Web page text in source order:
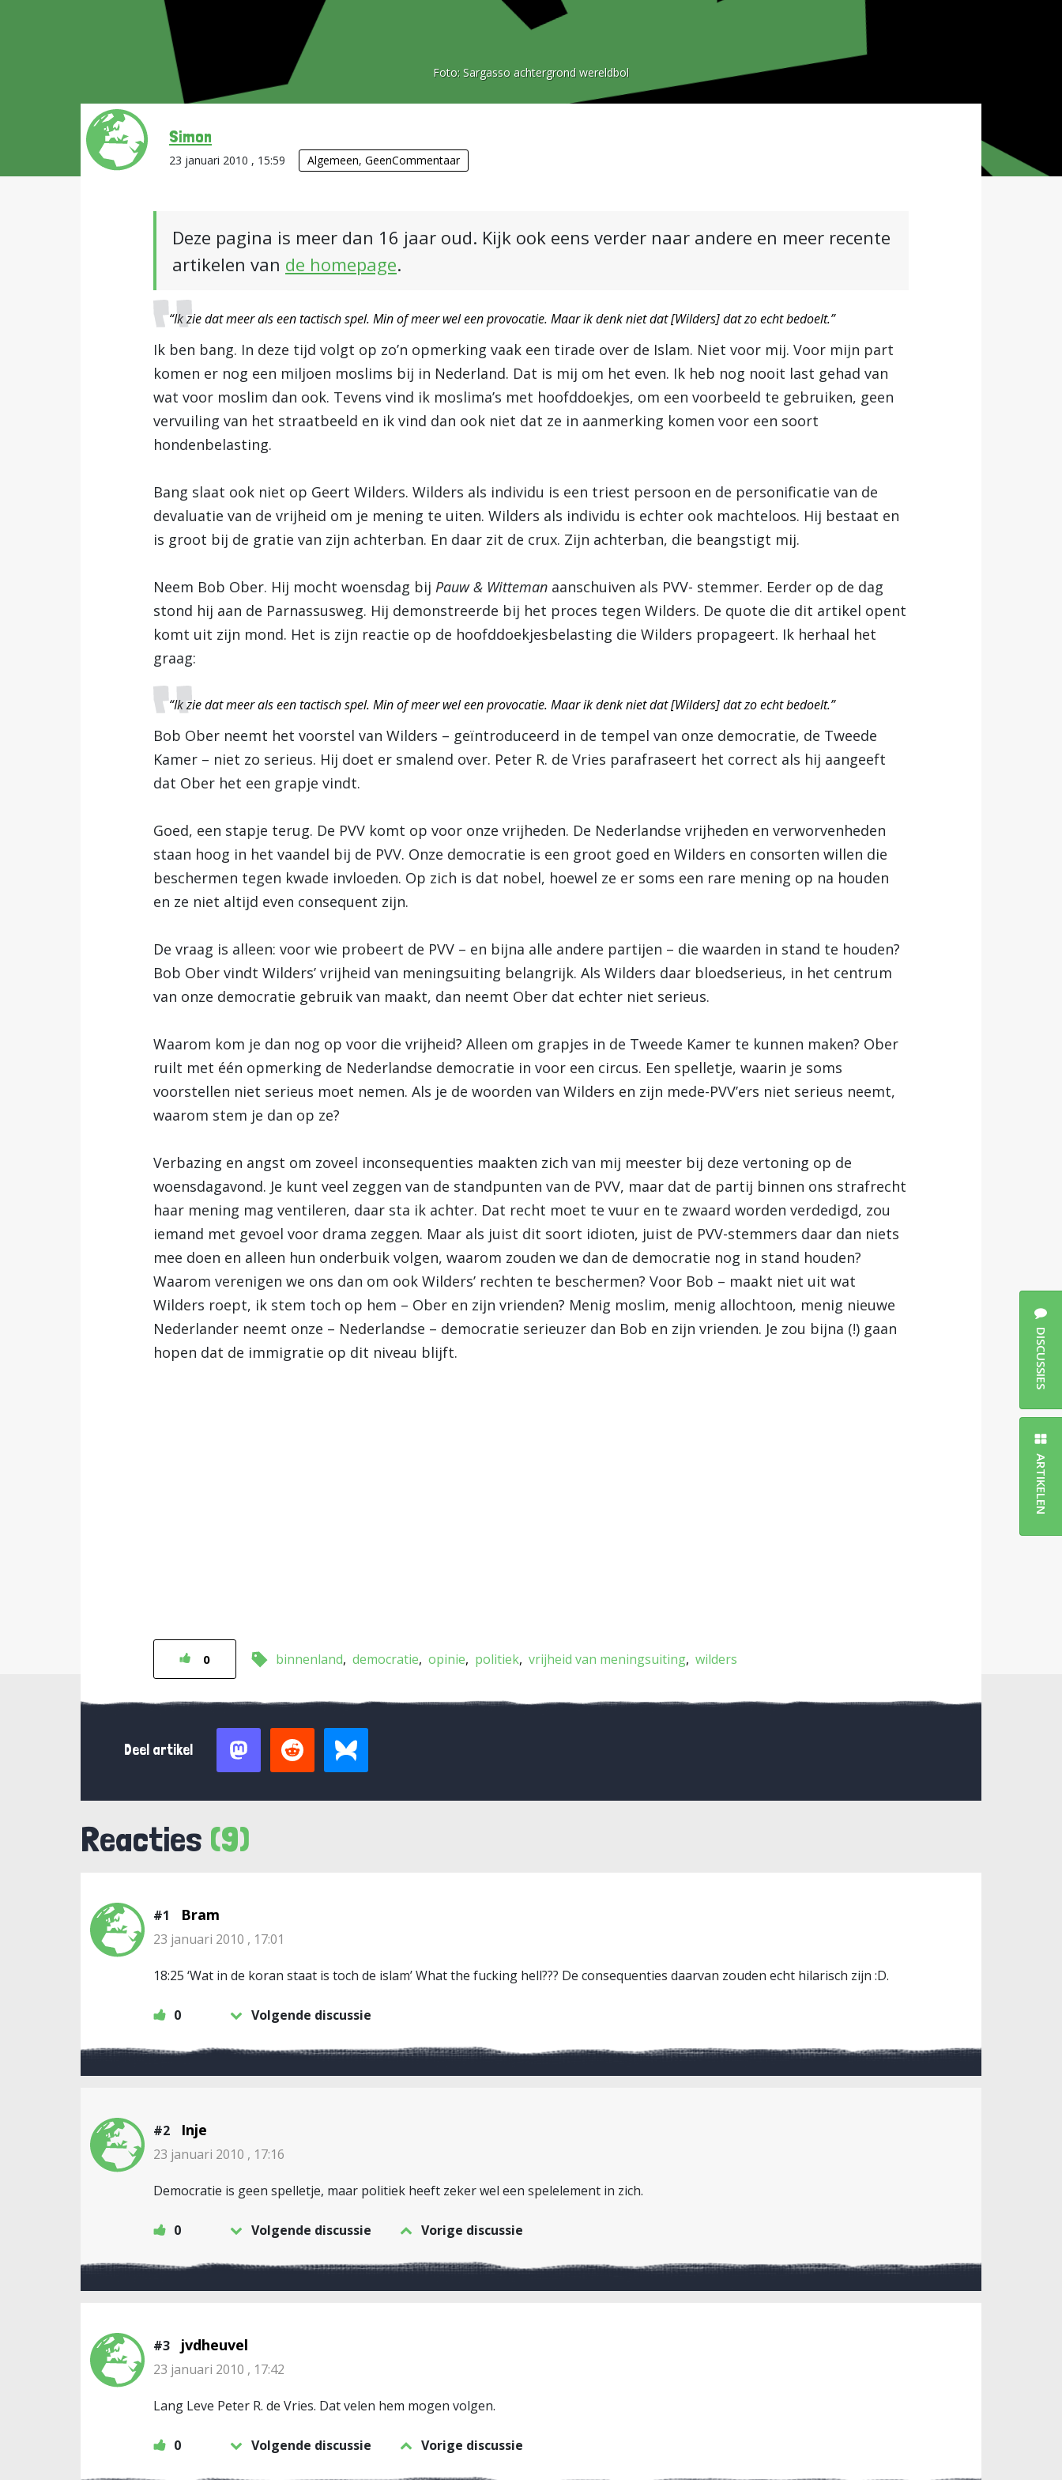
Foto: Sargasso achtergrond wereldbol
Simon
23 januari 2010 , 15:59 Algemeen, GeenCommentaar
Deze pagina is meer dan 16 jaar oud. Kijk ook eens verder naar andere en meer recente
artikelen van de homepage.
“Ik zie dat meer als een tactisch spel. Min of meer wel een provocatie. Maar ik denk niet dat [Wilders] dat zo echt bedoelt.”
Ik ben bang. In deze tijd volgt op zo’n opmerking vaak een tirade over de Islam. Niet voor mij. Voor mijn part
komen er nog een miljoen moslims bij in Nederland. Dat is mij om het even. Ik heb nog nooit last gehad van
wat voor moslim dan ook. Tevens vind ik moslima’s met hoofddoekjes, om een voorbeeld te gebruiken, geen
vervuiling van het straatbeeld en ik vind dan ook niet dat ze in aanmerking komen voor een soort
hondenbelasting.
Bang slaat ook niet op Geert Wilders. Wilders als individu is een triest persoon en de personificatie van de
devaluatie van de vrijheid om je mening te uiten. Wilders als individu is echter ook machteloos. Hij bestaat en
is groot bij de gratie van zijn achterban. En daar zit de crux. Zijn achterban, die beangstigt mij.
Neem Bob Ober. Hij mocht woensdag bij Pauw & Witteman aanschuiven als PVV- stemmer. Eerder op de dag
stond hij aan de Parnassusweg. Hij demonstreerde bij het proces tegen Wilders. De quote die dit artikel opent
komt uit zijn mond. Het is zijn reactie op de hoofddoekjesbelasting die Wilders propageert. Ik herhaal het
graag:
“Ik zie dat meer als een tactisch spel. Min of meer wel een provocatie. Maar ik denk niet dat [Wilders] dat zo echt bedoelt.”
Bob Ober neemt het voorstel van Wilders – geïntroduceerd in de tempel van onze democratie, de Tweede
Kamer – niet zo serieus. Hij doet er smalend over. Peter R. de Vries parafraseert het correct als hij aangeeft
dat Ober het een grapje vindt.
Goed, een stapje terug. De PVV komt op voor onze vrijheden. De Nederlandse vrijheden en verworvenheden
staan hoog in het vaandel bij de PVV. Onze democratie is een groot goed en Wilders en consorten willen die
beschermen tegen kwade invloeden. Op zich is dat nobel, hoewel ze er soms een rare mening op na houden
en ze niet altijd even consequent zijn.
De vraag is alleen: voor wie probeert de PVV – en bijna alle andere partijen – die waarden in stand te houden?
Bob Ober vindt Wilders’ vrijheid van meningsuiting belangrijk. Als Wilders daar bloedserieus, in het centrum
van onze democratie gebruik van maakt, dan neemt Ober dat echter niet serieus.
Waarom kom je dan nog op voor die vrijheid? Alleen om grapjes in de Tweede Kamer te kunnen maken? Ober
ruilt met één opmerking de Nederlandse democratie in voor een circus. Een spelletje, waarin je soms
voorstellen niet serieus moet nemen. Als je de woorden van Wilders en zijn mede-PVV’ers niet serieus neemt,
waarom stem je dan op ze?
Verbazing en angst om zoveel inconsequenties maakten zich van mij meester bij deze vertoning op de
woensdagavond. Je kunt veel zeggen van de standpunten van de PVV, maar dat de partij binnen ons strafrecht
haar mening mag ventileren, daar sta ik achter. Dat recht moet te vuur en te zwaard worden verdedigd, zou
iemand met gevoel voor drama zeggen. Maar als juist dit soort idioten, juist de PVV-stemmers daar dan niets
mee doen en alleen hun onderbuik volgen, waarom zouden we dan de democratie nog in stand houden?
Waarom verenigen we ons dan om ook Wilders’ rechten te beschermen? Voor Bob – maakt niet uit wat
Wilders roept, ik stem toch op hem – Ober en zijn vrienden? Menig moslim, menig allochtoon, menig nieuwe
Nederlander neemt onze – Nederlandse – democratie serieuzer dan Bob en zijn vrienden. Je zou bijna (!) gaan
hopen dat de immigratie op dit niveau blijft.
0 binnenland democratie opinie politiek vrijheid van meningsuiting wilders
Deel artikel
Reacties (9)
#1 Bram
23 januari 2010 , 17:01
18:25 ‘Wat in de koran staat is toch de islam’ What the fucking hell??? De consequenties daarvan zouden echt hilarisch zijn :D.
0 Volgende discussie
#2 Inje
23 januari 2010 , 17:16
Democratie is geen spelletje, maar politiek heeft zeker wel een spelelement in zich.
0 Volgende discussie Vorige discussie
#3 jvdheuvel
23 januari 2010 , 17:42
Lang Leve Peter R. de Vries. Dat velen hem mogen volgen.
0 Volgende discussie Vorige discussie
DISCUSSIES
ARTIKELEN